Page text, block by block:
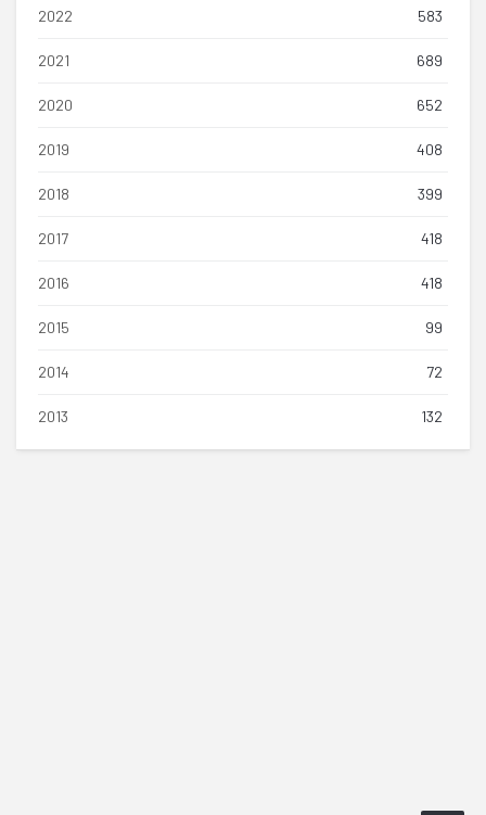
2022 583
2021 689
2020 652
2019 408
2018 399
2017 418
2016 418
2015 99
2014 72
2013 132